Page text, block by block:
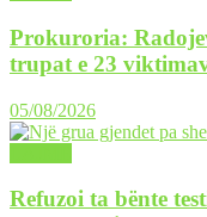
Prokuroria:
trupat e 23
05/08/2026
Refuzoi ta bënte